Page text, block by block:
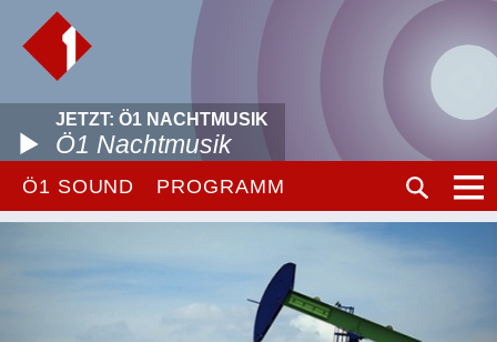
JETZT: Ö1 NACHTMUSIK
Ö1 Nachtmusik
Ö1 SOUND PROGRAMM